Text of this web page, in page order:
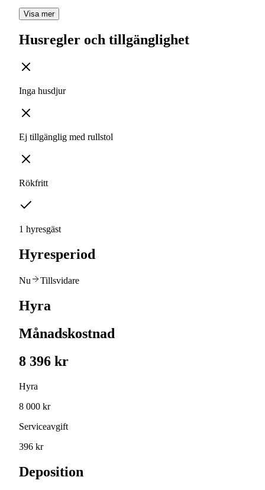
Visa mer
Husregler och tillgänglighet
Inga husdjur
Ej tillgänglig med rullstol
Rökfritt
1 hyresgäst
Hyresperiod
Nu Tillsvidare
Hyra
Månadskostnad
8 396 kr
Hyra
8 000 kr
Serviceavgift
396 kr
Deposition